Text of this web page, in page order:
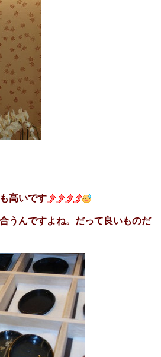
高いです
うんですよね。だって良いものだ